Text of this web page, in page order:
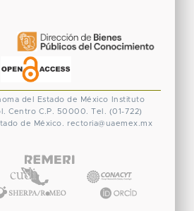
del Estado de México
Instituto
Centro C.P. 50000. Tel. (01-722)
de México. rectoria@uaemex.mx